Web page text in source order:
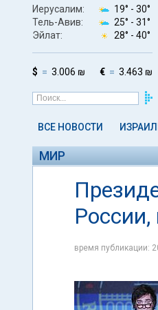
Иерусалим: 19° - 30°
Тель-Авив:
25° - 31°
Эйлат:
28° - 40°
$ 3.006 ₪ € 3.463 ₪
ВСЕ НОВОСТИ
МИР
время публикации: